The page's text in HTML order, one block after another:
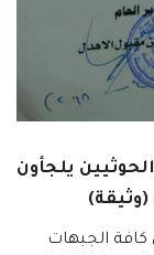
يلجأون
كافة الجبهات